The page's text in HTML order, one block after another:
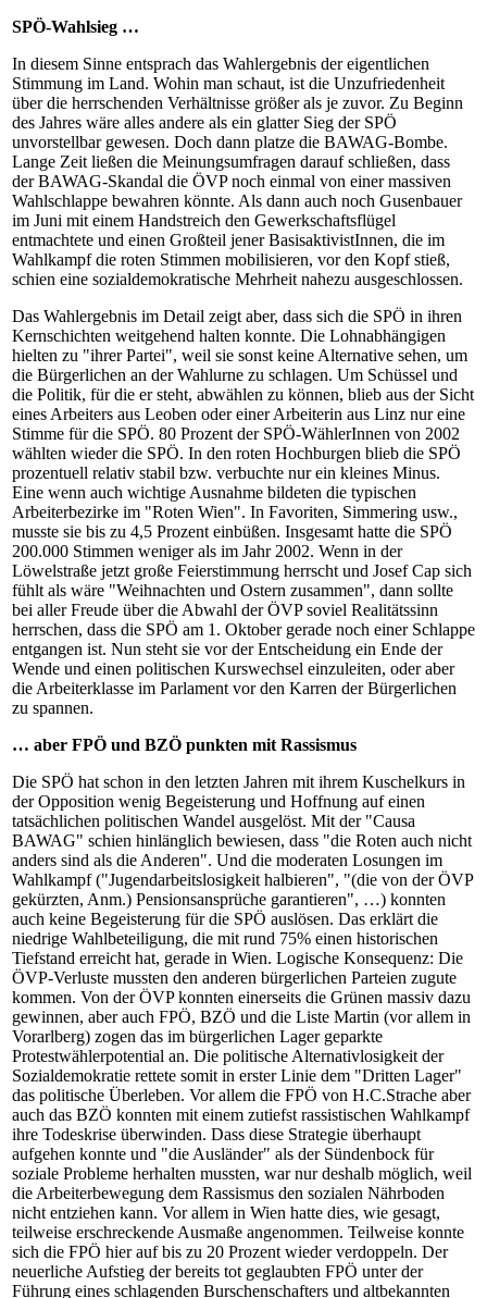
SPÖ-Wahlsieg …
In diesem Sinne entsprach das Wahlergebnis der eigentlichen
Stimmung im Land. Wohin man schaut, ist die Unzufriedenheit
über die herrschenden Verhältnisse größer als je zuvor. Zu Beginn
des Jahres wäre alles andere als ein glatter Sieg der SPÖ
unvorstellbar gewesen. Doch dann platze die BAWAG-Bombe.
Lange Zeit ließen die Meinungsumfragen darauf schließen, dass
der BAWAG-Skandal die ÖVP noch einmal von einer massiven
Wahlschlappe bewahren könnte. Als dann auch noch Gusenbauer
im Juni mit einem Handstreich den Gewerkschaftsflügel
entmachtete und einen Großteil jener BasisaktivistInnen, die im
Wahlkampf die roten Stimmen mobilisieren, vor den Kopf stieß,
schien eine sozialdemokratische Mehrheit nahezu ausgeschlossen.
Das Wahlergebnis im Detail zeigt aber, dass sich die SPÖ in ihren
Kernschichten weitgehend halten konnte. Die Lohnabhängigen
hielten zu "ihrer Partei", weil sie sonst keine Alternative sehen, um
die Bürgerlichen an der Wahlurne zu schlagen. Um Schüssel und
die Politik, für die er steht, abwählen zu können, blieb aus der Sicht
eines Arbeiters aus Leoben oder einer Arbeiterin aus Linz nur eine
Stimme für die SPÖ. 80 Prozent der SPÖ-WählerInnen von 2002
wählten wieder die SPÖ. In den roten Hochburgen blieb die SPÖ
prozentuell relativ stabil bzw. verbuchte nur ein kleines Minus.
Eine wenn auch wichtige Ausnahme bildeten die typischen
Arbeiterbezirke im "Roten Wien". In Favoriten, Simmering usw.,
musste sie bis zu 4,5 Prozent einbüßen. Insgesamt hatte die SPÖ
200.000 Stimmen weniger als im Jahr 2002. Wenn in der
Löwelstraße jetzt große Feierstimmung herrscht und Josef Cap sich
fühlt als wäre "Weihnachten und Ostern zusammen", dann sollte
bei aller Freude über die Abwahl der ÖVP soviel Realitätssinn
herrschen, dass die SPÖ am 1. Oktober gerade noch einer Schlappe
entgangen ist. Nun steht sie vor der Entscheidung ein Ende der
Wende und einen politischen Kurswechsel einzuleiten, oder aber
die Arbeiterklasse im Parlament vor den Karren der Bürgerlichen
zu spannen.
… aber FPÖ und BZÖ punkten mit Rassismus
Die SPÖ hat schon in den letzten Jahren mit ihrem Kuschelkurs in
der Opposition wenig Begeisterung und Hoffnung auf einen
tatsächlichen politischen Wandel ausgelöst. Mit der "Causa
BAWAG" schien hinlänglich bewiesen, dass "die Roten auch nicht
anders sind als die Anderen". Und die moderaten Losungen im
Wahlkampf ("Jugendarbeitslosigkeit halbieren", "(die von der ÖVP
gekürzten, Anm.) Pensionsansprüche garantieren", …) konnten
auch keine Begeisterung für die SPÖ auslösen. Das erklärt die
niedrige Wahlbeteiligung, die mit rund 75% einen historischen
Tiefstand erreicht hat, gerade in Wien. Logische Konsequenz: Die
ÖVP-Verluste mussten den anderen bürgerlichen Parteien zugute
kommen. Von der ÖVP konnten einerseits die Grünen massiv dazu
gewinnen, aber auch FPÖ, BZÖ und die Liste Martin (vor allem in
Vorarlberg) zogen das im bürgerlichen Lager geparkte
Protestwählerpotential an. Die politische Alternativlosigkeit der
Sozialdemokratie rettete somit in erster Linie dem "Dritten Lager"
das politische Überleben. Vor allem die FPÖ von H.C.Strache aber
auch das BZÖ konnten mit einem zutiefst rassistischen Wahlkampf
ihre Todeskrise überwinden. Dass diese Strategie überhaupt
aufgehen konnte und "die Ausländer" als der Sündenbock für
soziale Probleme herhalten mussten, war nur deshalb möglich, weil
die Arbeiterbewegung dem Rassismus den sozialen Nährboden
nicht entziehen kann. Vor allem in Wien hatte dies, wie gesagt,
teilweise erschreckende Ausmaße angenommen. Teilweise konnte
sich die FPÖ hier auf bis zu 20 Prozent wieder verdoppeln. Der
neuerliche Aufstieg der bereits tot geglaubten FPÖ unter der
Führung eines schlagenden Burschenschafters und altbekannten